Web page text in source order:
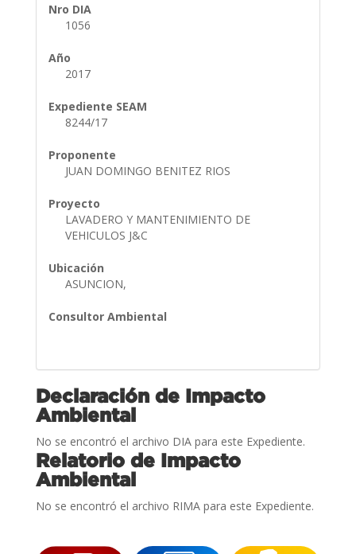
Nro DIA
1056
Año
2017
Expediente SEAM
8244/17
Proponente
JUAN DOMINGO BENITEZ RIOS
Proyecto
LAVADERO Y MANTENIMIENTO DE
VEHICULOS J&C
Ubicación
ASUNCION,
Consultor Ambiental
Declaración de Impacto
Ambiental
No se encontró el archivo DIA para este Expediente.
Relatorio de Impacto
Ambiental
No se encontró el archivo RIMA para este Expediente.